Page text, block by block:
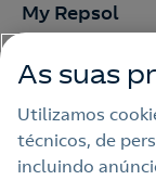
My Repsol
Outras
Links Úteis
As suas
Utilizamos
técnicos, de
incluindo